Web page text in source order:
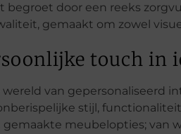
begroet door een reeks
gemaakt om zowel
touch in
wereld van gepersonaliseerd
stijl,
gemaakte meubelopties; van